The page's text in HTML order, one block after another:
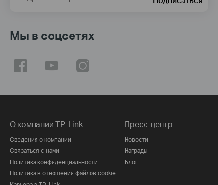
Мы в соцсетях
О компании TP-Link
Сведения о компании
Связаться с нами
Политика конфиденциальности
Политика в отношении файлов cookie
Пресс-центр
Новости
Награды
Блог